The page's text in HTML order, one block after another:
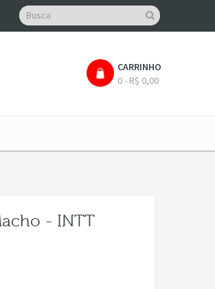
CARRINHO
0 - R$ 0,00
- INTT